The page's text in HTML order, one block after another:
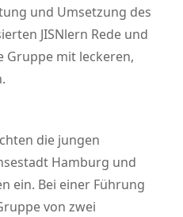
und Umsetzung des
JISNlern Rede und
mit leckeren,
die jungen
Hamburg und
ein. Bei einer Führung
von zwei